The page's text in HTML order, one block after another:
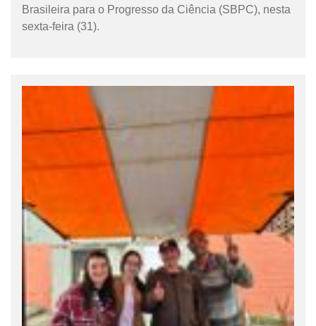
Brasileira para o Progresso da Ciência (SBPC), nesta
sexta-feira (31).